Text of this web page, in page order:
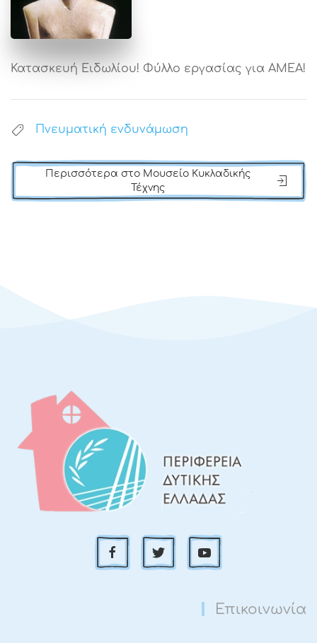
Κατασκευή Ειδωλίου! Φύλλο εργασίας για ΑΜΕΑ!
Πνευματική ενδυνάμωση
Περισσότερα στο Μουσείο Κυκλαδικής
Τέχνης
Επικοινωνία